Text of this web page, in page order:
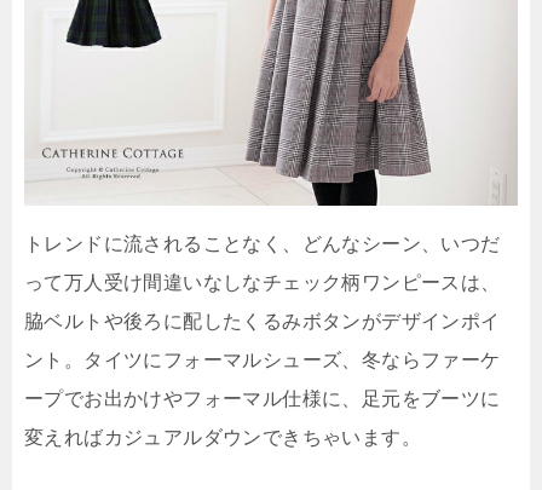
トレンドに流されることなく、どんなシーン、いつだ
って万人受け間違いなしなチェック柄ワンピースは、
脇ベルトや後ろに配したくるみボタンがデザインポイ
ント。タイツにフォーマルシューズ、冬ならファーケ
ープでお出かけやフォーマル仕様に、足元をブーツに
変えればカジュアルダウンできちゃいます。